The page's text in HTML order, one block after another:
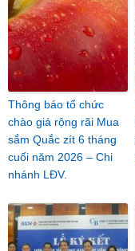
Thông báo tổ chức
chào giá rộng rãi Mua
sắm Quắc zít 6 tháng
cuối năm 2026 – Chi
nhánh LĐV.